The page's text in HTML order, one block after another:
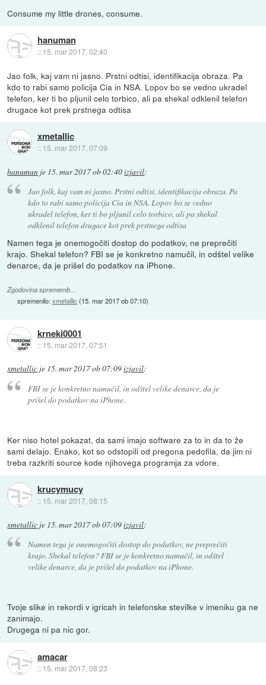
Consume my little drones, consume.
hanuman
:: 15. mar 2017, 02:40
Jao folk, kaj vam ni jasno. Prstni odtisi, identifikacija obraza. Pa
kdo to rabi samo policija Cia in NSA. Lopov bo se vedno ukradel
telefon, ker ti bo pljunil celo torbico, ali pa shekal odklenil telefon
drugace kot prek prstnega odtisa
xmetallic
:: 15. mar 2017, 07:09
hanuman je 15. mar 2017 ob 02:40izjavil:
Jao folk, kaj vam ni jasno. Prstni odtisi, identifikacija obraza. Pa
kdo to rabi samo policija Cia in NSA. Lopov bo se vedno
ukradel telefon, ker ti bo pljunil celo torbico, ali pa shekal
odklenil telefon drugace kot prek prstnega odtisa
Namen tega je onemogočiti dostop do podatkov, ne preprečiti
krajo. Shekal telefon? FBI se je konkretno namučil, in odštel velike
denarce, da je prišel do podatkov na iPhone.
Zgodovina sprememb…
spremenilo:xmetallic (15. mar 2017 ob 07:10)
krneki0001
:: 15. mar 2017, 07:51
xmetallic je 15. mar 2017 ob 07:09izjavil:
FBI se je konkretno namučil, in odštel velike denarce, da je
prišel do podatkov na iPhone.
Ker niso hotel pokazat, da sami imajo software za to in da to že
sami delajo. Enako, kot so odstopili od pregona pedofila, da jim ni
treba razkriti source kode njihovega programja za vdore.
krucymucy
:: 15. mar 2017, 08:15
xmetallic je 15. mar 2017 ob 07:09izjavil:
Namen tega je onemogočiti dostop do podatkov, ne preprečiti
krajo. Shekal telefon? FBI se je konkretno namučil, in odštel
velike denarce, da je prišel do podatkov na iPhone.
Tvoje slike in rekordi v igricah in telefonske stevilke v imeniku ga ne
zanimajo.
Drugega ni pa nic gor.
amacar
:: 15. mar 2017, 08:23